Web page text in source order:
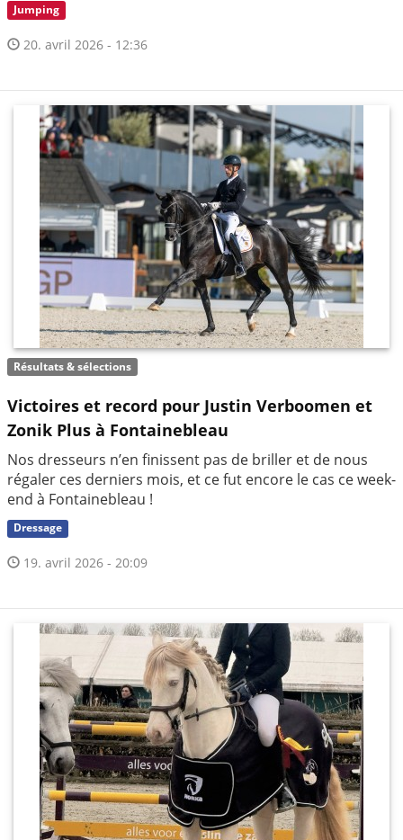
Jumping
20. avril 2026 - 12:36
Résultats & sélections
Victoires et record pour Justin Verboomen et
Zonik Plus à Fontainebleau
Nos dresseurs n’en finissent pas de briller et de nous
régaler ces derniers mois, et ce fut encore le cas ce week-
end à Fontainebleau !
Dressage
19. avril 2026 - 20:09